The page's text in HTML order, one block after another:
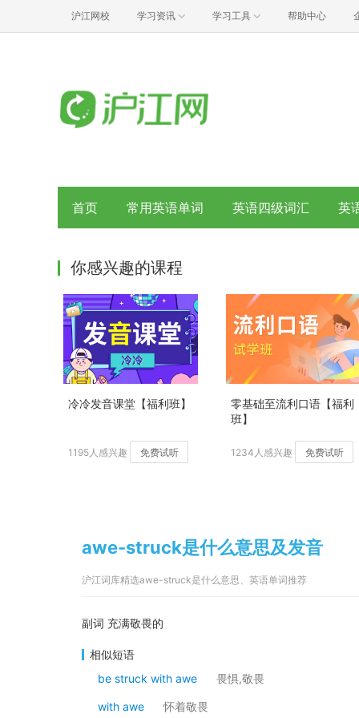
沪江网校 学习资讯 学习工具 帮助中心
首页 常用英语单词 英语四级词汇 英
你感兴趣的课程
冷冷发音课堂【福利班】
1195人感兴趣 免费试听
零基础至流利口语【福利
班】
1234人感兴趣 免费试听
awe-struck是什么意思及发音
沪江词库精选awe-struck是什么意思、英语单词推荐
副词 充满敬畏的
相似短语
be struck with awe
畏惧,敬畏
with awe 怀着敬畏